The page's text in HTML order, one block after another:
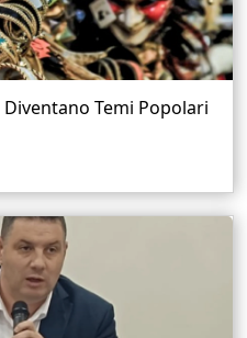
Temi Popolari